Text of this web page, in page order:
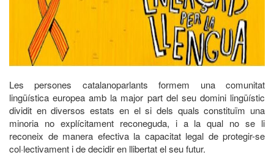
Les persones catalanoparlants formem una comunitat
lingüística europea amb la major part del seu domini lingüístic
dividit en diversos estats en el si dels quals constituïm una
minoria no explícitament reconeguda, i a la qual no se li
reconeix de manera efectiva la capacitat legal de protegir-se
col·lectivament i de decidir en llibertat el seu futur.